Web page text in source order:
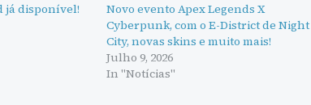
já disponível!
Novo evento Apex Legends X
Cyberpunk, com o E-District de Night
City, novas skins e muito mais!
Julho 9, 2026
In "Notícias"